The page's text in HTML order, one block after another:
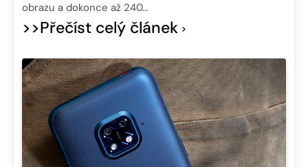
obrazu a dokonce až 240…
>>Přečíst celý článek